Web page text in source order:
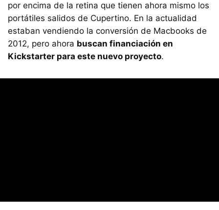
por encima de la retina que tienen ahora mismo los
portátiles salidos de Cupertino. En la actualidad
estaban vendiendo la conversión de Macbooks de
2012, pero ahora buscan financiación en
Kickstarter para este nuevo proyecto.